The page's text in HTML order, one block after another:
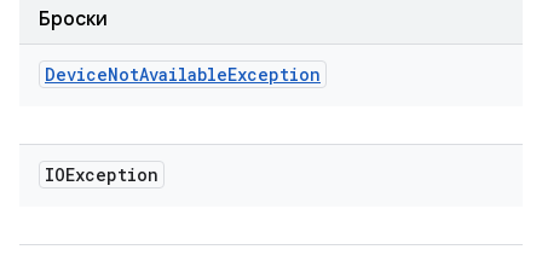
Броски
DeviceNotAvailableException
IOException